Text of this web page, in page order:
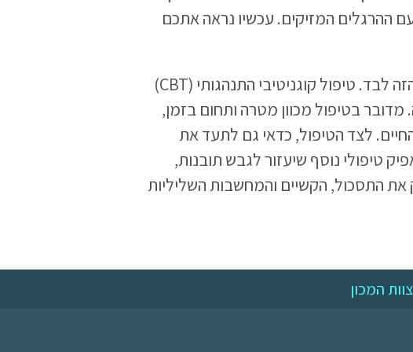
ההרגלים המזיקים. עכשיו נראה אתכם
בנוסף, מומלץ שלא לעבור את התהליך הזה לבד. טיפול קוגניטיבי התנהגותי (CBT)
בטיפול מכוון מטרה ותחום בזמן,
לצד הטיפול, כדאי גם לתעד את
טיפולי נוסף שיעזור לגבש תובנות,
התסכול, הקשיים והמחשבות השליליות
המכון